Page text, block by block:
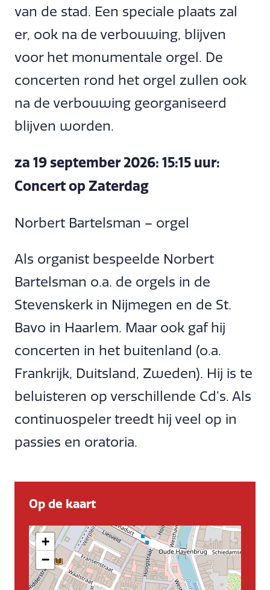
van de stad. Een speciale plaats zal
er, ook na de verbouwing, blijven
voor het monumentale orgel. De
concerten rond het orgel zullen ook
na de verbouwing georganiseerd
blijven worden.
za 19 september 2026: 15:15 uur:
Concert op Zaterdag
Norbert Bartelsman – orgel
Als organist bespeelde Norbert
Bartelsman o.a. de orgels in de
Stevenskerk in Nijmegen en de St.
Bavo in Haarlem. Maar ook gaf hij
concerten in het buitenland (o.a.
Frankrijk, Duitsland, Zweden). Hij is te
beluisteren op verschillende Cd’s. Als
continuospeler treedt hij veel op in
passies en oratoria.
Op de kaart
+
−